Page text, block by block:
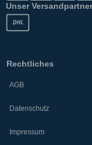
Unser Versandpartner
Rechtliches
AGB
Datenschutz
Impressum